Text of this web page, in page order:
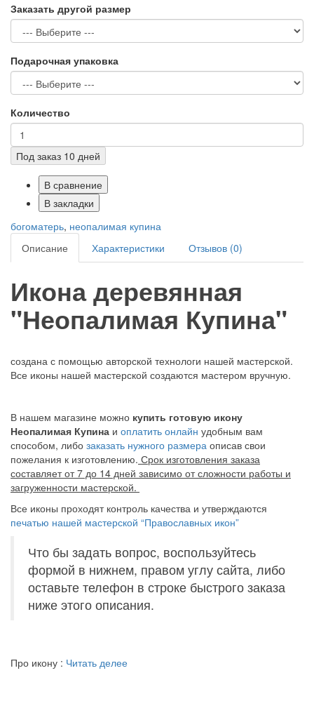
Заказать другой размер
Подарочная упаковка
Количество
Под заказ 10 дней
В сравнение
В закладки
богоматерь, неопалимая купина
Описание
Характеристики Отзывов (0)
Икона деревянная
"Неопалимая Купина"
создана с помощью авторской технологи нашей мастерской.
Все иконы нашей мастерской создаются мастером вручную.
В нашем магазине можно купить готовую икону
Неопалимая Купина и оплатить онлайн удобным вам
способом, либо заказать нужного размера описав свои
пожелания к изготовлению. Срок изготовления заказа
составляет от 7 до 14 дней зависимо от сложности работы и
загруженности мастерской.
Все иконы проходят контроль качества и утверждаются
печатью нашей мастерской “Православных икон”
Что бы задать вопрос, воспользуйтесь
формой в нижнем, правом углу сайта, либо
оставьте телефон в строке быстрого заказа
ниже этого описания.
Про икону : Читать делее